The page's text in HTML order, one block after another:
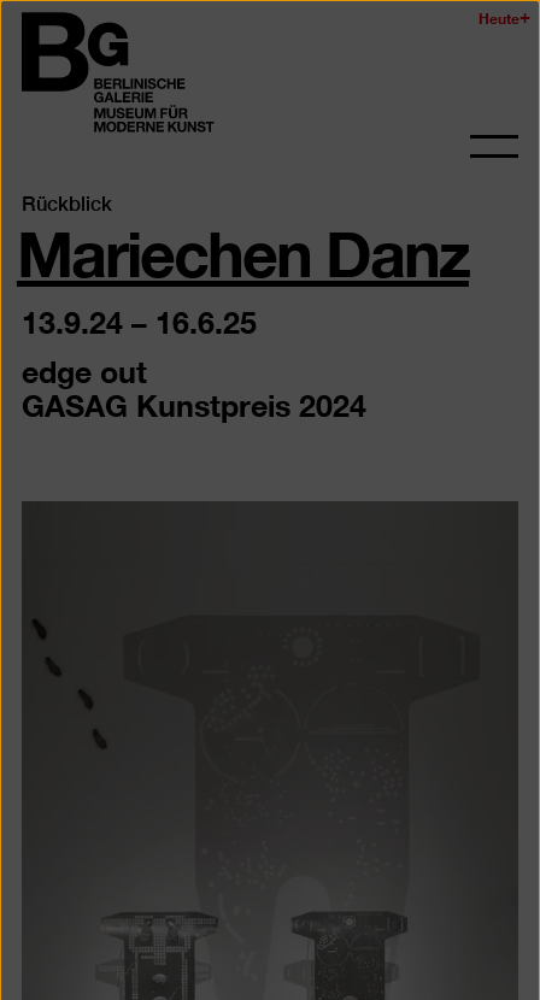
Zum
Seiteninhalt
springen
Berlinischen
Galerie
Heute
Rückblick
Mariechen Danz
13.9.24–16.6.25
edge out
GASAG Kunstpreis 2024